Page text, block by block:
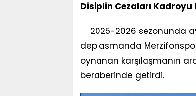
Disiplin Cezaları Kadroyu
2025-2026 sezonunda
deplasmanda
oynanan karşılaşmanın
beraberinde getirdi.